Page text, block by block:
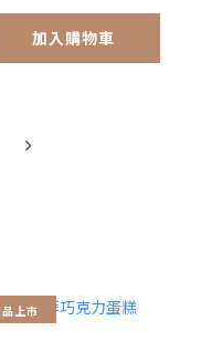
加入購物車
上市